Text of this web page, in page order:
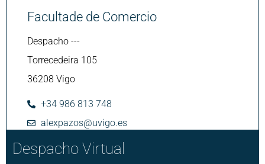
Facultade de Comercio
Despacho ---
Torrecedeira 105
36208 Vigo
+34 986 813 748
alexpazos@uvigo.es
Despacho Virtual